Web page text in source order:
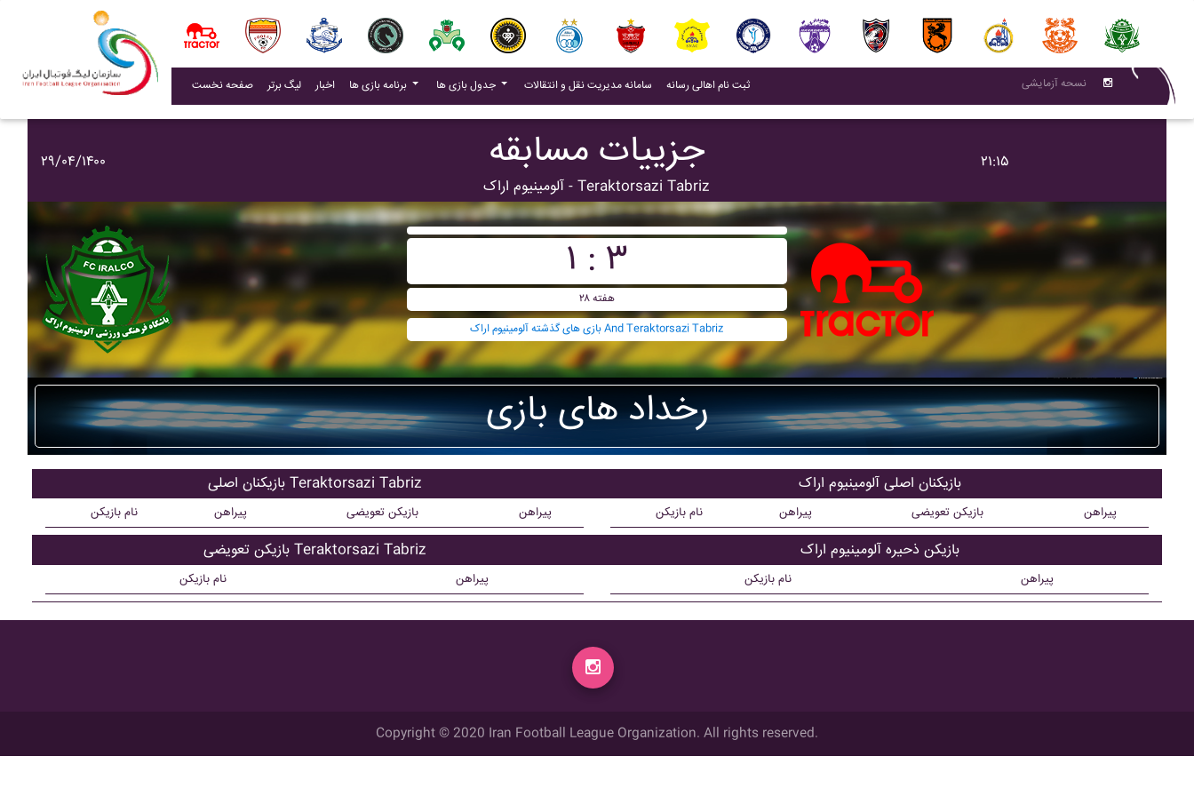
صفحه نخست لیگ برتر اخبار(current) برنامه بازی ها جدول بازی ها سامانه مدیریت نقل و انتقالات (current)
ثبت نام اهالی رسانه(current) نسحه آزمایشی
۲۹/۰۴/۱۴۰۰ جزییات مسابقه
آلومينيوم اراک - Teraktorsazi Tabriz
۲۱:۱۵
۱ : ۳
هفته ۲۸
بازی های گذشته آلومينيوم اراک And Teraktorsazi Tabriz
رخداد های بازی
بازیکنان اصلی Teraktorsazi Tabriz
نام بازیکن پیراهن بازیکن تعویضی پیراهن
بازیکن تعویضی Teraktorsazi Tabriz
نام بازیکن پیراهن
بازیکنان اصلی آلومينيوم اراک
نام بازیکن پیراهن بازیکن تعویضی پیراهن
بازیکن ذحیره آلومينيوم اراک
نام بازیکن پیراهن
Copyright © 2020 Iran Football League Organization. All rights reserved.